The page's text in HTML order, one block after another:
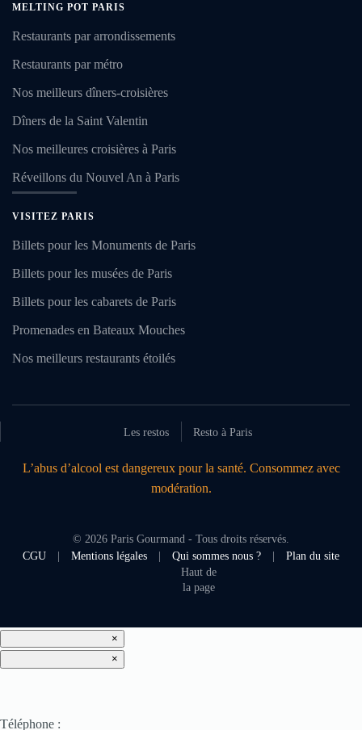
MELTING POT PARIS
Restaurants par arrondissements
Restaurants par métro
Nos meilleurs dîners-croisières
Dîners de la Saint Valentin
Nos meilleures croisières à Paris
Réveillons du Nouvel An à Paris
VISITEZ PARIS
Billets pour les Monuments de Paris
Billets pour les musées de Paris
Billets pour les cabarets de Paris
Promenades en Bateaux Mouches
Nos meilleurs restaurants étoilés
Les restos Resto à Paris
L’abus d’alcool est dangereux pour la santé. Consommez avec
modération.
© 2026 Paris Gourmand - Tous droits réservés.
CGU
Mentions légales Qui sommes nous ?
Plan du site
Haut de
la page
×
×
Téléphone :